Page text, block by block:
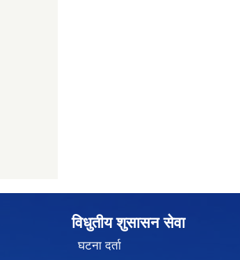
विधुतीय शुसासन सेवा
घटना दर्ता